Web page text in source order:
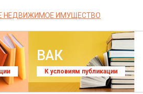
НЕДВИЖИМОЕ ИМУЩЕСТВО
ВАК
К условиям публикации